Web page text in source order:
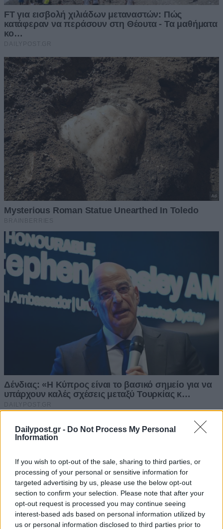
Dailypost.gr - Do Not Process My Personal
Information
If you wish to opt-out of the sale, sharing to third parties, or
processing of your personal or sensitive information for
targeted advertising by us, please use the below opt-out
section to confirm your selection. Please note that after your
opt-out request is processed you may continue seeing
interest-based ads based on personal information utilized by
us or personal information disclosed to third parties prior to